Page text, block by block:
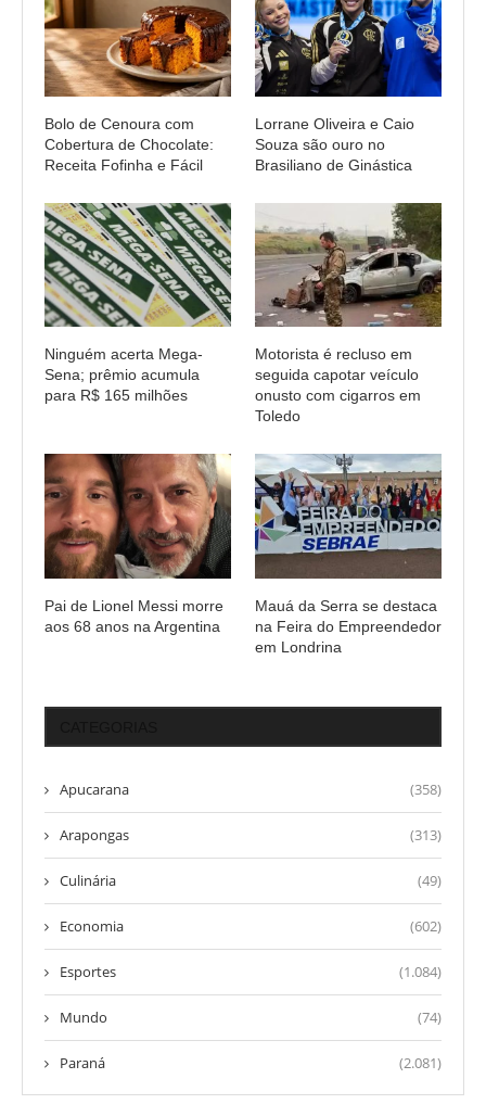
Bolo de Cenoura com
Cobertura de Chocolate:
Receita Fofinha e Fácil
Lorrane Oliveira e Caio
Souza são ouro no
Brasiliano de Ginástica
Ninguém acerta Mega-
Sena; prêmio acumula
para R$ 165 milhões
Motorista é recluso em
seguida capotar veículo
onusto com cigarros em
Toledo
Pai de Lionel Messi morre
aos 68 anos na Argentina
Mauá da Serra se destaca
na Feira do Empreendedor
em Londrina
Apucarana (358)
Arapongas (313)
Culinária (49)
Economia (602)
Esportes (1.084)
Mundo (74)
Paraná (2.081)